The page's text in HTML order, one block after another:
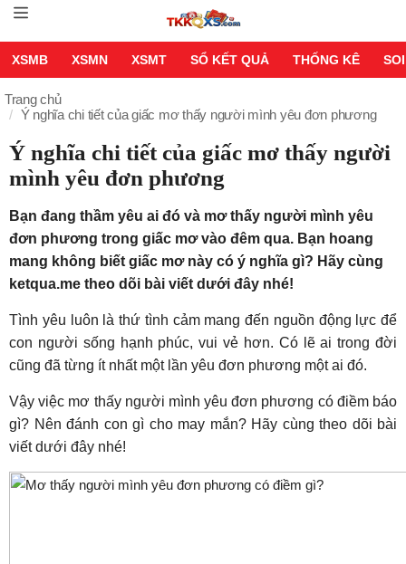
XSMB XSMN XSMT SỔ KẾT QUẢ THỐNG KÊ
Trang chủ
Ý nghĩa chi tiết của giấc mơ thấy người mình yêu đơn phương
Ý nghĩa chi tiết của giấc mơ thấy người
mình yêu đơn phương
Bạn đang thầm yêu ai đó và mơ thấy người mình yêu
đơn phương trong giấc mơ vào đêm qua. Bạn hoang
mang không biết giấc mơ này có ý nghĩa gì? Hãy cùng
ketqua.me theo dõi bài viết dưới đây nhé!
Tình yêu luôn là thứ tình cảm mang đến nguồn động lực để
con người sống hạnh phúc, vui vẻ hơn. Có lẽ ai trong đời
cũng đã từng ít nhất một lần yêu đơn phương một ai đó.
Vậy việc mơ thấy người mình yêu đơn phương có điềm báo
gì? Nên đánh con gì cho may mắn? Hãy cùng theo dõi bài
viết dưới đây nhé!